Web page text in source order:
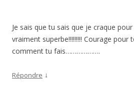
Je sais que tu sais que je craque
vraiment superbe!!!!!!!!! Courage pour
comment tu fais……………….
Répondre ↓